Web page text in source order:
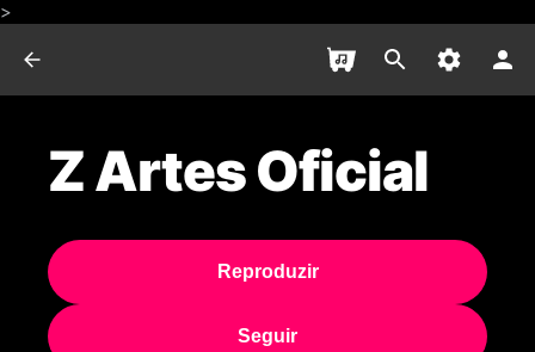
>
Z Artes Oficial
Reproduzir
Seguir